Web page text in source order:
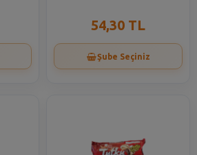
54,30 TL
Şube Seçiniz